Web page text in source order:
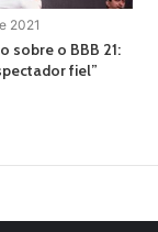
2021
sobre o BBB 21:
fiel”